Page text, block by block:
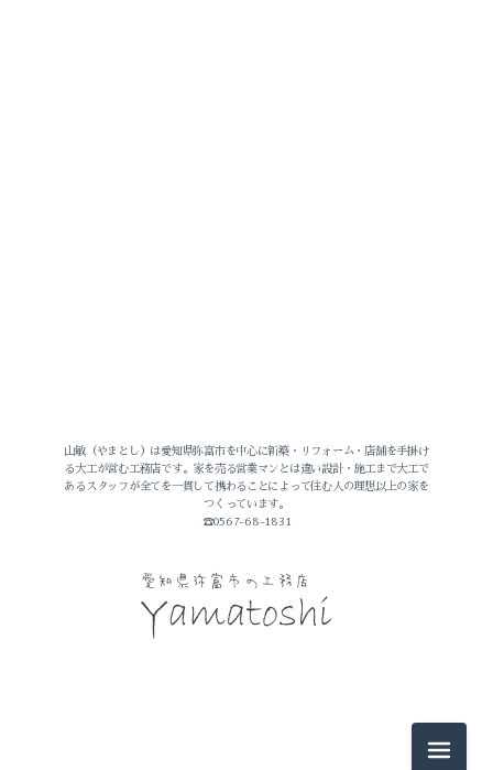
山敏のこと
仕事のこと
山敏（やまとし）は愛知県弥富市を中心に新築・リフォーム・店舗を手掛け
る大工が営む工務店です。家を売る営業マンとは違い設計・施工まで大工で
あるスタッフが全てを一貫して携わることによって住む人の理想以上の家を
つくっています。
☎0567-68-1831
メニュ